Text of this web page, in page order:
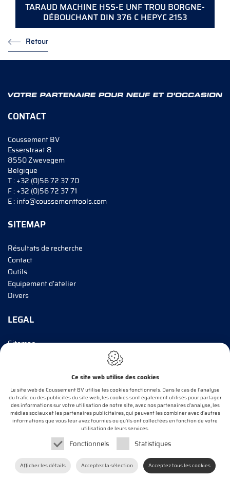
TARAUD MACHINE HSS-E UNF TROU BORGNE-
DÉBOUCHANT DIN 376 C HEPYC 2153
Retour
CONTACT
Coussement BV
Esserstraat 8
8550 Zwevegem
Belgique
T :+32 (0)56 72 37 70
F :+32 (0)56 72 37 71
E :info@coussementtools.com
SITEMAP
Résultats de recherche
Contact
Outils
Equipement d'atelier
Divers
LEGAL
Sitemap
INFORMEZ-MOI!
Ce site web utilise des cookies
Le site web de Coussement BV utilise les cookies fonctionnels. Dans le cas de l'analyse
du trafic ou des publicités du site web, les cookies sont également utilisés pour partager
des informations sur votre utilisation de notre site, avec nos partenaires d'analyse, les
médias sociaux et les partenaires publicitaires, qui peuvent les combiner avec d'autres
informations que vous leur avez fournies ou qu'ils ont collectées en fonction de votre
utilisation de leurs services.
Fonctionnels Statistiques
Afficher les détails Acceptez la sélection Acceptez tous les cookies